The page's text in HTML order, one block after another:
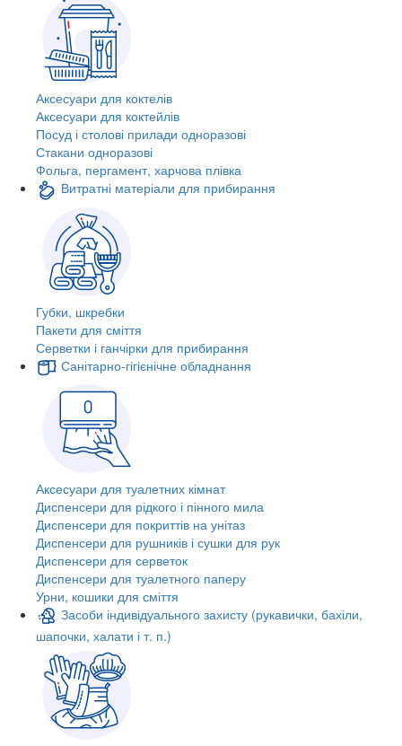
Аксесуари для коктелів
Аксесуари для коктейлів
Посуд і столові прилади одноразові
Стакани одноразові
Фольга, пергамент, харчова плівка
Витратні матеріали для прибирання
Губки, шкребки
Пакети для сміття
Серветки і ганчірки для прибирання
Санітарно-гігієнічне обладнання
Аксесуари для туалетних кімнат
Диспенсери для рідкого і пінного мила
Диспенсери для покриттів на унітаз
Диспенсери для рушників і сушки для рук
Диспенсери для серветок
Диспенсери для туалетного паперу
Урни, кошики для сміття
Засоби індивідуального захисту (рукавички, бахіли,
шапочки, халати і т. п.)